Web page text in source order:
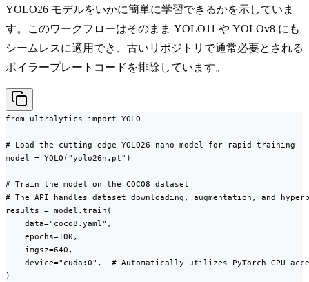
YOLO26 モデルをいかに簡単に学習できるかを示していま
す。このワークフローはそのまま YOLO11 や YOLOv8 にも
シームレスに適用でき、古いリポジトリで通常必要とされる
ボイラープレートコードを排除しています。
from ultralytics import YOLO
# Load the cutting-edge YOLO26 nano model for rapid training
model = YOLO("yolo26n.pt")
# Train the model on the COCO8 dataset
# The API handles dataset downloading, augmentation, and
results = model.train(
    data="coco8.yaml",
    epochs=100,
    imgsz=640,
device="cuda:0",  # Automatically utilizes PyTorch GPU
)